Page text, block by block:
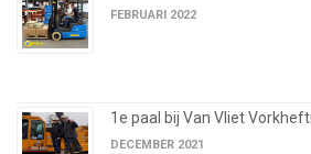
FEBRUARI 2022
1e paal bij Van Vliet
DECEMBER 2021